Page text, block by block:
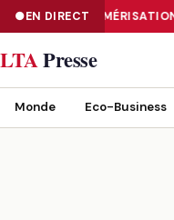
EN DIRECT
NUMÉRISATION : LE DATA
LTAPresse
Monde Eco-Business